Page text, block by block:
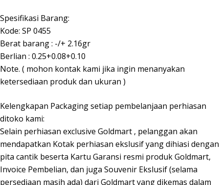
Spesifikasi Barang:
Kode: SP 0455
Berat barang : -/+ 2.16gr
Berlian : 0.25+0.08+0.10
Note. ( mohon kontak kami jika ingin menanyakan
ketersediaan produk dan ukuran )
Kelengkapan Packaging setiap pembelanjaan perhiasan
ditoko kami:
Selain perhiasan exclusive Goldmart , pelanggan akan
mendapatkan Kotak perhiasan ekslusif yang dihiasi dengan
pita cantik beserta Kartu Garansi resmi produk Goldmart,
Invoice Pembelian, dan juga Souvenir Ekslusif (selama
persediaan masih ada) dari Goldmart yang dikemas dalam